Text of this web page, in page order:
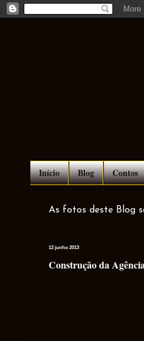
Início Blog Contos
As fotos deste Blog
12 junho 2013
Construção da